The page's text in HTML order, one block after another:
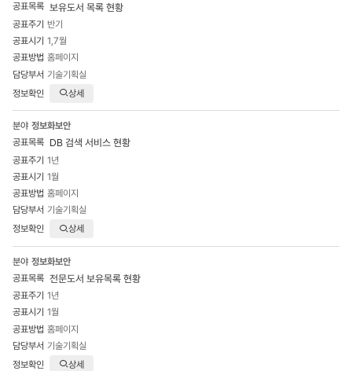
보유도서 목록 현황
반기
1,7월
홈페이지
기술기획실
상세
정보화보안
DB 검색 서비스 현황
1년
1월
홈페이지
기술기획실
상세
정보화보안
전문도서 보유목록 현황
1년
1월
홈페이지
기술기획실
상세